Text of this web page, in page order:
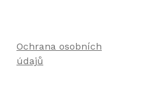
Ochrana osobních
údajů